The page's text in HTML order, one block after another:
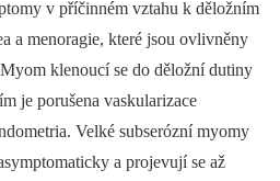
v příčinném vztahu k děložním
a menoragie, které jsou ovlivněny
klenoucí se do děložní dutiny
je porušena vaskularizace
Velké subserózní myomy
a projevují se až